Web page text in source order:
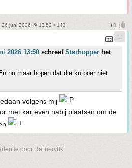
26 juni 2026 @ 13:52 • 143
2026 13:50 schreef Starhopper het
En nu maar hopen dat die kutboer niet
volgens mij
met kar even nabij plaatsen om de
door Refinery89